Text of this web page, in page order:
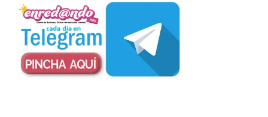
euros al programa JOVEL
2026, cofinanciado por el Fondo Social
Europeo Plus (FSE+), para favorecer la
contratación temporal de 300 jóvenes
desempleados inscritos en el Sistema
Nacional de […]